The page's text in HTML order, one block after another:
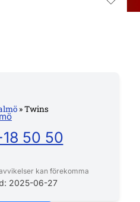
»Twins
50 50
11:00 - 22:00
kan förekomma
2025-06-27